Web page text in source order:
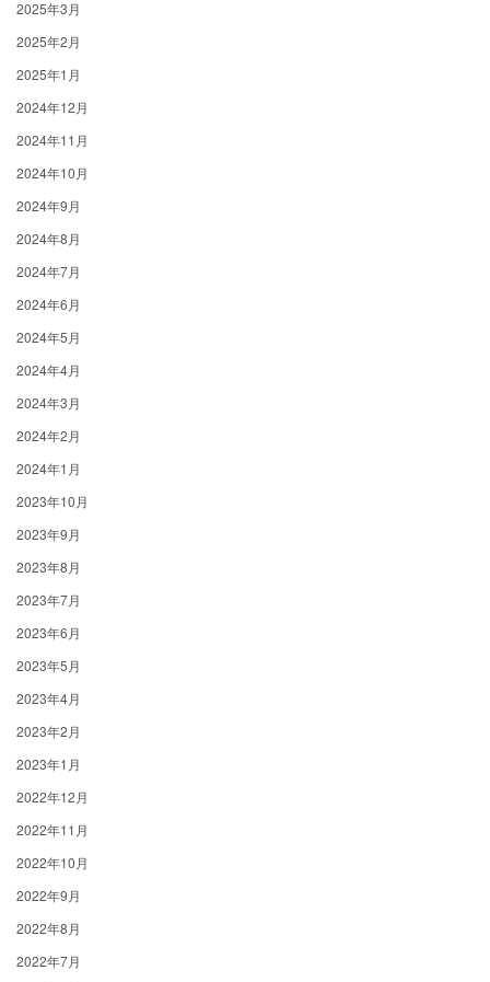
2025年3月
2025年2月
2025年1月
2024年12月
2024年11月
2024年10月
2024年9月
2024年8月
2024年7月
2024年6月
2024年5月
2024年4月
2024年3月
2024年2月
2024年1月
2023年10月
2023年9月
2023年8月
2023年7月
2023年6月
2023年5月
2023年4月
2023年2月
2023年1月
2022年12月
2022年11月
2022年10月
2022年9月
2022年8月
2022年7月